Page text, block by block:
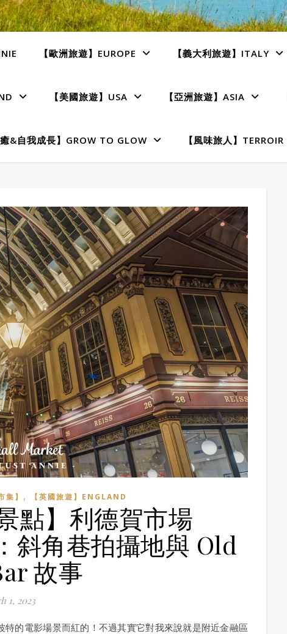
【歐洲旅遊】EUROPE 【義大利旅遊】ITALY
【美國旅遊】USA 【亞洲旅遊】ASIA
癒&自我成長】GROW TO GLOW 【風味旅人】TERROIR
集】 , 【英國旅遊】ENGLAND
點】利德賀市場
斜角巷拍攝地與 Old
故事
1, 2023
的電影場景而紅的！不過其實它對我來說就是附近金融區